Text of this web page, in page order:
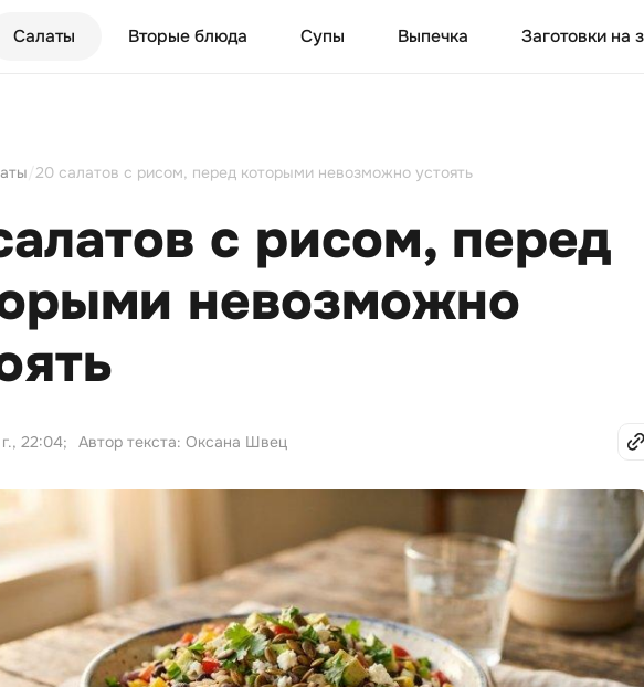
Салаты Вторые блюда Супы Выпечка Заготовки на
20 салатов с рисом, перед которыми невозможно устоять
с рисом, перед
невозможно
22:04; Автор текста: Оксана Швец